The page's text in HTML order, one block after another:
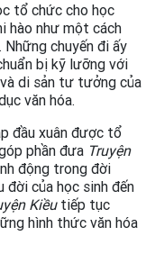
tổ chức cho học
hào như một cách
Những chuyến đi ấy
bị kỹ lưỡng với
di sản tư tưởng của
văn hóa.
đầu xuân được tổ
phần đưa Truyện
động trong đời
đời của học sinh đến
Kiều tiếp tục
hình thức văn hóa